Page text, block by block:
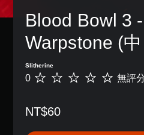
Blood Bowl 3
Warpstone (
Slitherine
無
0 無評
NT$60